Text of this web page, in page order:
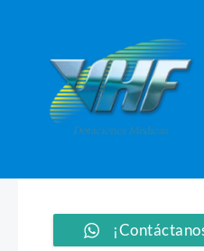
contenido